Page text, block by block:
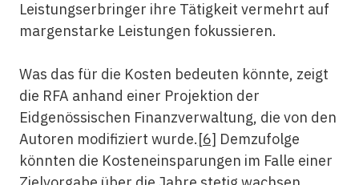
Leistungserbringer ihre Tätigkeit vermehrt auf
margenstarke Leistungen fokussieren.
Was das für die Kosten bedeuten könnte, zeigt
die RFA anhand einer Projektion der
Eidgenössischen Finanzverwaltung, die von den
Autoren modifiziert wurde.[6] Demzufolge
könnten die Kosteneinsparungen im Falle einer